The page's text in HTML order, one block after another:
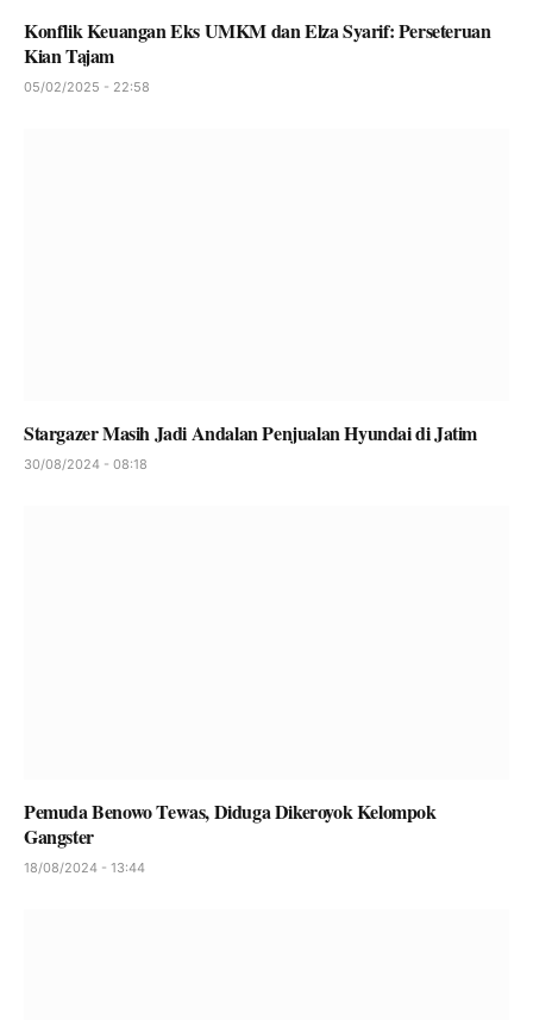
Konflik Keuangan Eks UMKM dan Elza Syarif: Perseteruan
Kian Tajam
05/02/2025 - 22:58
Stargazer Masih Jadi Andalan Penjualan Hyundai di Jatim
30/08/2024 - 08:18
Pemuda Benowo Tewas, Diduga Dikeroyok Kelompok
Gangster
18/08/2024 - 13:44